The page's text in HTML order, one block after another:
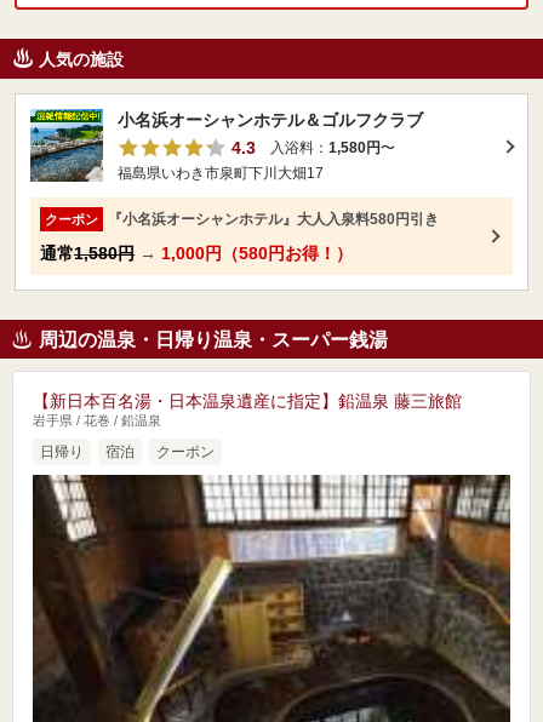
人気の施設
小名浜オーシャンホテル＆ゴルフクラブ
4.3
入浴料： 1,580円〜
福島県いわき市泉町下川大畑17
クーポン 『小名浜オーシャンホテル』大人入泉料580円引き
通常1,580円 → 1,000円（580円お得！）
周辺の温泉・日帰り温泉・スーパー銭湯
【新日本百名湯・日本温泉遺産に指定】鉛温泉 藤三旅館
岩手県 / 花巻 / 鉛温泉
日帰り 宿泊 クーポン